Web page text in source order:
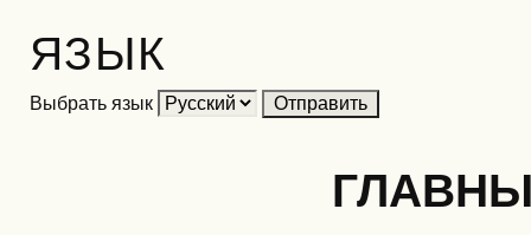
ЯЗЫК
Выбрать язык